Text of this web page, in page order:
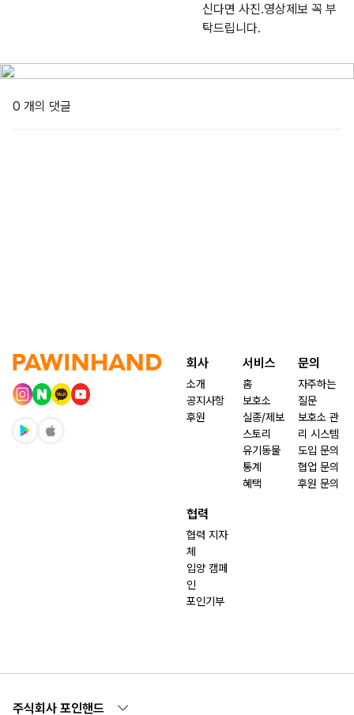
신다면 사진.영상제보 꼭 부
탁드립니다.
0 개의 댓글
회사
소개
공지사항
후원
서비스
홈
보호소
실종/제보
스토리
유기동물
통계
혜택
문의
자주하는
질문
보호소 관
리 시스템
도입 문의
협업 문의
후원 문의
협력
협력 지자
체
입양 캠페
인
포인기부
주식회사 포인핸드